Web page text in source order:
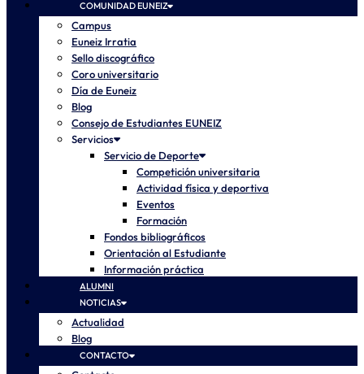
COMUNIDAD EUNEIZ
Campus
Euneiz Irratia
Sello discográfico
Coro universitario
Día de Euneiz
Blog
Consejo de Estudiantes EUNEIZ
Servicios
Servicio de Deporte
Competición universitaria
Actividad física y deportiva
Eventos
Formación
Fondos bibliográficos
Orientación al Estudiante
Información práctica
ALUMNI
NOTICIAS
Actualidad
Blog
CONTACTO